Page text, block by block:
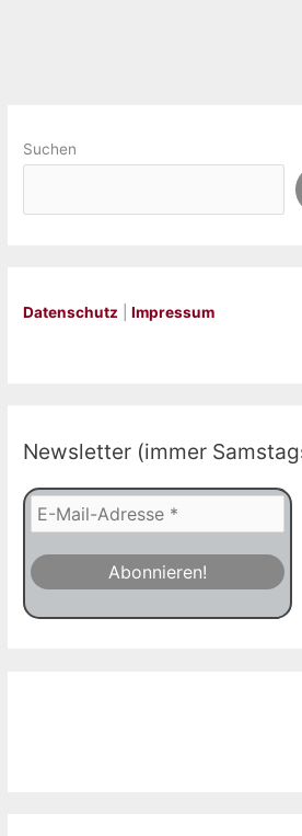
Suchen
Datenschutz |Impressum
Newsletter (immer